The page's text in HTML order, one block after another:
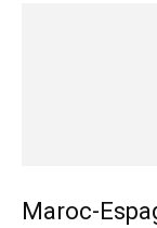
Maroc-